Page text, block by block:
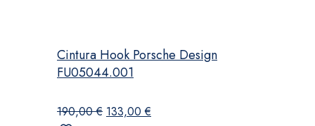
Cintura Hook Porsche Design
FU05044.001
190,00€ Il133,00€